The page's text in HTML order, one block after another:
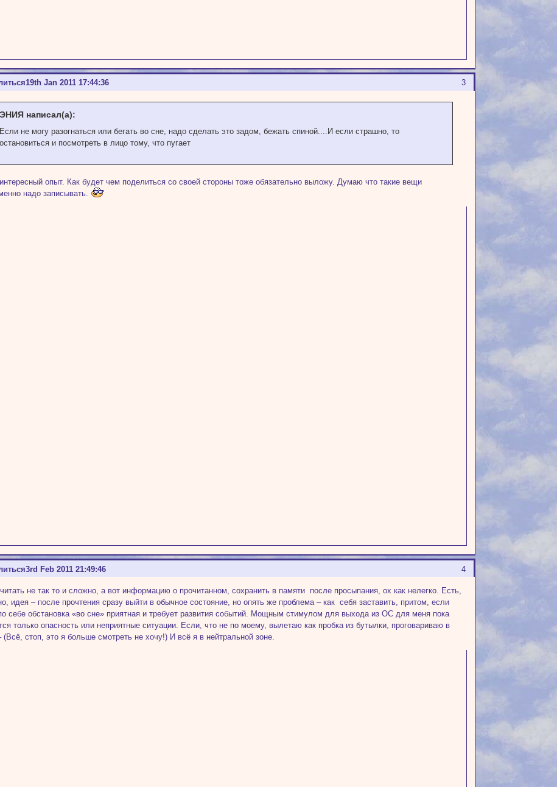
3
19th Jan 2011 17:44:36
ЭНИЯ написал(а):
Если не могу разогнаться или бегать во сне, надо сделать это задом, бежать спиной....И если страшно, то
остановиться и посмотреть в лицо тому, что пугает
опыт. Как будет чем поделиться со своей стороны тоже обязательно выложу. Думаю что такие вещи
надо записывать.
4
3rd Feb 2011 21:49:46
читать не так то и сложно, а вот информацию о прочитанном, сохранить в памяти после просыпания, ох как нелегко. Есть,
идея – после прочтения сразу выйти в обычное состояние, но опять же проблема – как себя заставить, притом, если
себе обстановка «во сне» приятная и требует развития событий. Мощным стимулом для выхода из ОС для меня пока
только опасность или неприятные ситуации. Если, что не по моему, вылетаю как пробка из бутылки, проговариваю в
(Всё, стоп, это я больше смотреть не хочу!) И всё я в нейтральной зоне.